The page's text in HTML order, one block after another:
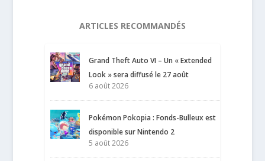
ARTICLES RECOMMANDÉS
Grand Theft Auto VI – Un « Extended
Look » sera diffusé le 27 août
6 août 2026
Pokémon Pokopia : Fonds-Bulleux est
disponible sur Nintendo 2
5 août 2026